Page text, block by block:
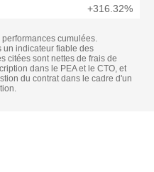
+316.32%
cumulées.
un indicateur fiable des
citées sont nettes de frais de
dans le PEA et le CTO, et
du contrat dans le cadre d'un